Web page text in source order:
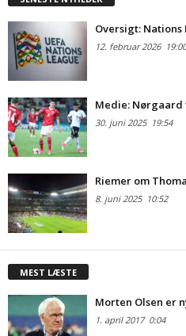
Oversigt: Nations
12. februar 202619:00
Medie:
30. juni 202519:54
Riemer om
8. juni 202510:52
MEST LÆSTE
Morten Olsen er
1. april 20170:04